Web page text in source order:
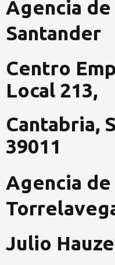
-
f
m
n
Agencia
Santander
Centro
Local 213,
Cantabria,
39011
Agencia
Julio